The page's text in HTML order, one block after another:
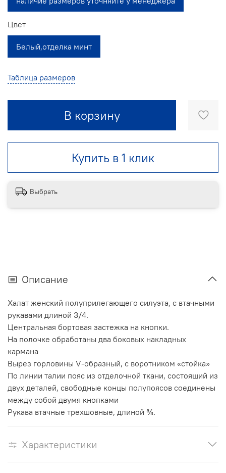
Таблица размеров
В корзину
Купить в 1 клик
Цвет
Белый,отделка минт
Выбрать
Описание
Халат женский полуприлегающего силуэта, с втачными
рукавами длиной 3/4.
Центральная бортовая застежка на кнопки.
На полочке обработаны два боковых накладных
кармана
Вырез горловины V-образный, с воротником «стойка»
По линии талии пояс из отделочной ткани, состоящий из
двух деталей, свободные концы полупоясов соединены
между собой двумя кнопками
Рукава втачные трехшовные, длиной ¾.
Характеристики